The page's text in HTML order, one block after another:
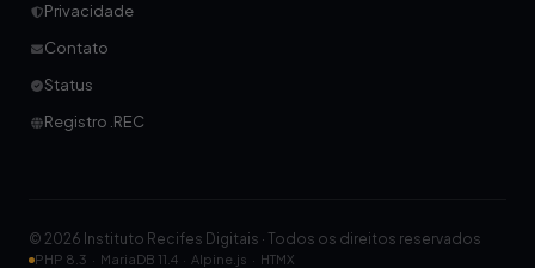
Privacidade
Contato
Status
Registro .REC
© 2026 Instituto Recifes Digitais · Todos os direitos reservados
PHP 8.3 · MariaDB 11.4 · Alpine.js · HTMX